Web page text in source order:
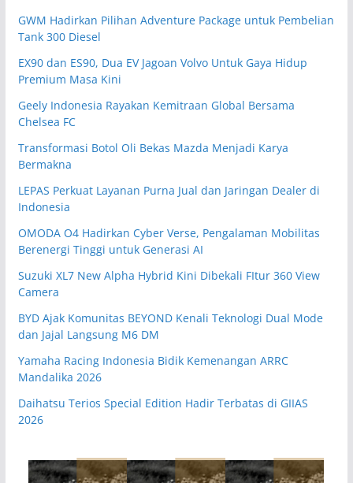
GWM Hadirkan Pilihan Adventure Package untuk Pembelian
Tank 300 Diesel
EX90 dan ES90, Dua EV Jagoan Volvo Untuk Gaya Hidup
Premium Masa Kini
Geely Indonesia Rayakan Kemitraan Global Bersama
Chelsea FC
Transformasi Botol Oli Bekas Mazda Menjadi Karya
Bermakna
LEPAS Perkuat Layanan Purna Jual dan Jaringan Dealer di
Indonesia
OMODA O4 Hadirkan Cyber Verse, Pengalaman Mobilitas
Berenergi Tinggi untuk Generasi AI
Suzuki XL7 New Alpha Hybrid Kini Dibekali FItur 360 View
Camera
BYD Ajak Komunitas BEYOND Kenali Teknologi Dual Mode
dan Jajal Langsung M6 DM
Yamaha Racing Indonesia Bidik Kemenangan ARRC
Mandalika 2026
Daihatsu Terios Special Edition Hadir Terbatas di GIIAS
2026